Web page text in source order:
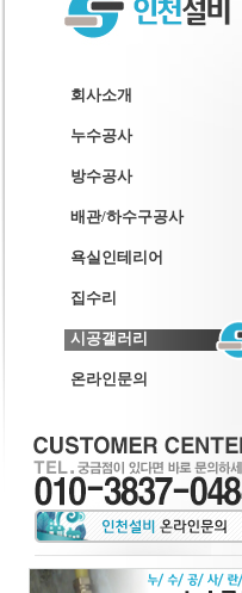
회사소개
누수공사
방수공사
배관/하수구공사
욕실인테리어
집수리
시공갤러리
온라인문의